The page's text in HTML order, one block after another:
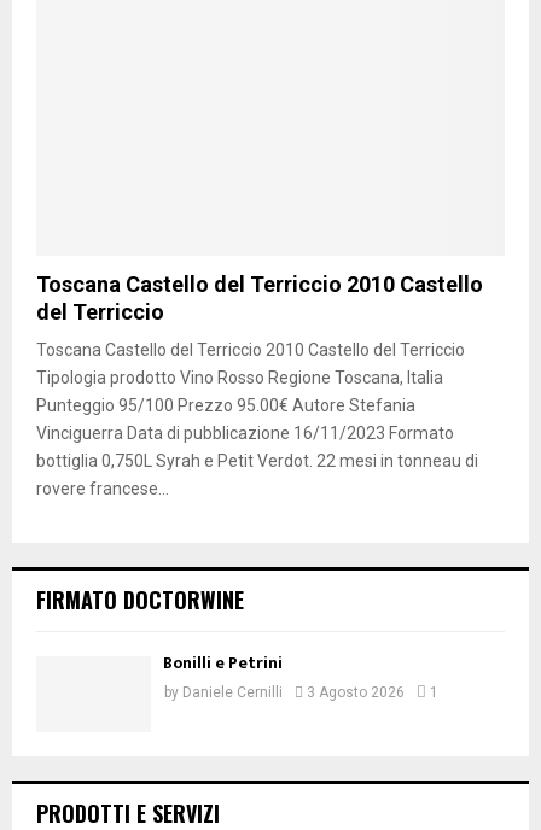
Toscana Castello del Terriccio 2010 Castello
del Terriccio
Toscana Castello del Terriccio 2010 Castello del Terriccio
Tipologia prodotto Vino Rosso Regione Toscana, Italia
Punteggio 95/100 Prezzo 95.00€ Autore Stefania
Vinciguerra Data di pubblicazione 16/11/2023 Formato
bottiglia 0,750L Syrah e Petit Verdot. 22 mesi in tonneau di
rovere francese...
FIRMATO DOCTORWINE
Bonilli e Petrini
by Daniele Cernilli 3 Agosto 2026 1
PRODOTTI E SERVIZI